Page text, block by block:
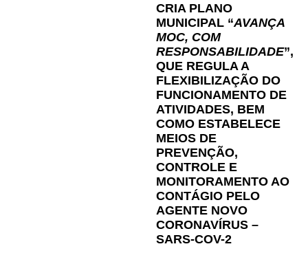
CRIA PLANO
MUNICIPAL “AVANÇA
MOC, COM
RESPONSABILIDADE”,
QUE REGULA A
FLEXIBILIZAÇÃO DO
FUNCIONAMENTO DE
ATIVIDADES, BEM
COMO ESTABELECE
MEIOS DE
PREVENÇÃO,
CONTROLE E
MONITORAMENTO AO
CONTÁGIO PELO
AGENTE NOVO
CORONAVÍRUS –
SARS-COV-2